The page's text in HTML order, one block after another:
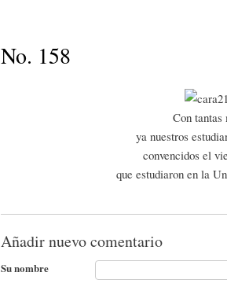
No. 158
Con tantas
ya nuestros
convencidos el
que estudiaron en la
Añadir nuevo comentario
Su nombre